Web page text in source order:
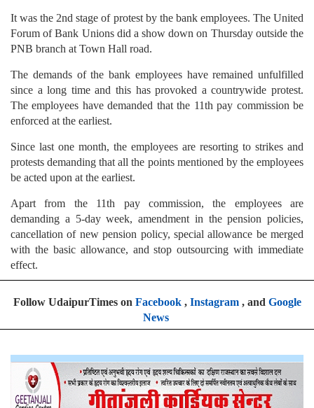
It was the 2nd stage of protest by the bank employees. The United
Forum of Bank Unions did a show down on Thursday outside the
PNB branch at Town Hall road.
The demands of the bank employees have remained unfulfilled
since a long time and this has provoked a countrywide protest.
The employees have demanded that the 11th pay commission be
enforced at the earliest.
Since last one month, the employees are resorting to strikes and
protests demanding that all the points mentioned by the employees
be acted upon at the earliest.
Apart from the 11th pay commission, the employees are
demanding a 5-day week, amendment in the pension policies,
cancellation of new pension policy, special allowance be merged
with the basic allowance, and stop outsourcing with immediate
effect.
Follow UdaipurTimes on Facebook, Instagram, and Google
News